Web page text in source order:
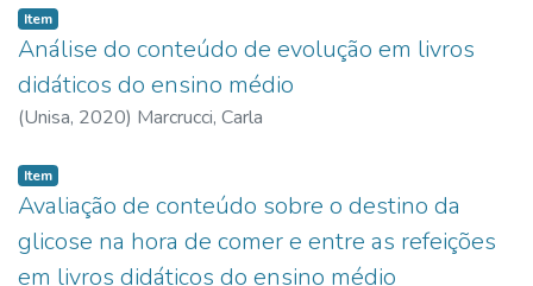
papel da filosofia na formação dos discentes. O trabalho
discorreu sobre os principais aspectos da filosofia do
encontro, a biografia de Martin Buber e a atitude dialógica
em sala de aula na relação professor e aluno. A metodologia
utilizada constou na adoção da pesquisa bibliográfica e de
para levantamento dos dados. Os resultados demonstraram
que a educação dialógica proposta por Buber visa superar as
relações meramente coisificadas e mecanizadas da
atualidade, com intuito de contribuir para o desenvolvimento
Item
Análise do conteúdo de evolução em livros
didáticos do ensino médio
(Unisa, 2020) Marcrucci, Carla
Item
Avaliação de conteúdo sobre o destino da
glicose na hora de comer e entre as refeições
em livros didáticos do ensino médio